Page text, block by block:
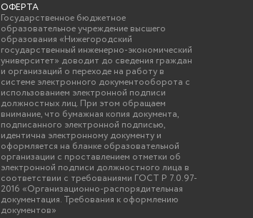
ОФЕРТА
Государственное бюджетное
образовательное учреждение высшего
образования «Нижегородский
государственный инженерно-экономический
университет» доводит до сведения граждан
и организаций о переходе на работу в
системе электронного документооборота с
использованием электронной подписи
должностных лиц. При этом обращаем
внимание, что бумажная копия документа,
подписанного электронной подписью,
идентична электронному документу и
оформляется на бланке образовательной
организации с проставлением отметки об
электронной подписи должностного лица в
соответствии с требованиями ГОСТ Р 7.0.97-
2016 «Организационно-распорядительная
документация. Требования к оформлению
документов»